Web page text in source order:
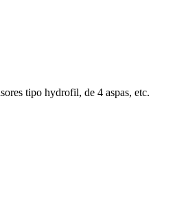
tipo hydrofil, de 4 aspas, etc.